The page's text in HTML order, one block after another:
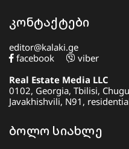
კონტაქტები
editor@kalaki.ge
facebook
viber
Real Estate Media LLC
0102, Georgia, Tbilisi,
Javakhishvili, N91,
ბოლო სიახლე